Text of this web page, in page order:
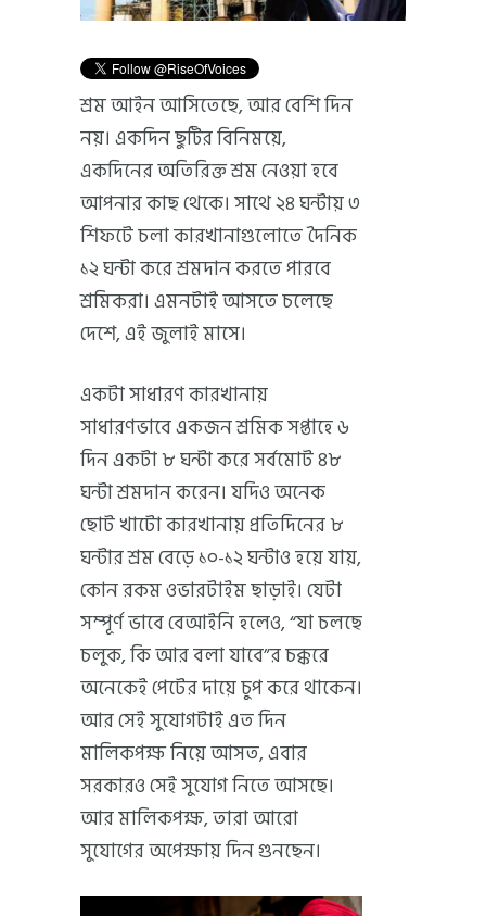
শ্রম আইন আসিতেছে, আর বেশি দিন
নয়। একদিন ছুটির বিনিময়ে,
একদিনের অতিরিক্ত শ্রম নেওয়া হবে
আপনার কাছ থেকে। সাথে ২৪ ঘন্টায় ৩
শিফটে চলা কারখানাগুলোতে দৈনিক
১২ ঘন্টা করে শ্রমদান করতে পারবে
শ্রমিকরা। এমনটাই আসতে চলেছে
দেশে, এই জুলাই মাসে।
একটা সাধারণ কারখানায়
সাধারণভাবে একজন শ্রমিক সপ্তাহে ৬
দিন একটা ৮ ঘন্টা করে সর্বমোট ৪৮
ঘন্টা শ্রমদান করেন। যদিও অনেক
ছোট খাটো কারখানায় প্রতিদিনের ৮
ঘন্টার শ্রম বেড়ে ১০-১২ ঘন্টাও হয়ে যায়,
কোন রকম ওভারটাইম ছাড়াই। যেটা
সম্পূর্ণ ভাবে বেআইনি হলেও, “যা চলছে
চলুক, কি আর বলা যাবে”র চক্করে
অনেকেই পেটের দায়ে চুপ করে থাকেন।
আর সেই সুযোগটাই এত দিন
মালিকপক্ষ নিয়ে আসত, এবার
সরকারও সেই সুযোগ নিতে আসছে।
আর মালিকপক্ষ, তারা আরো
সুযোগের অপেক্ষায় দিন গুনছেন।